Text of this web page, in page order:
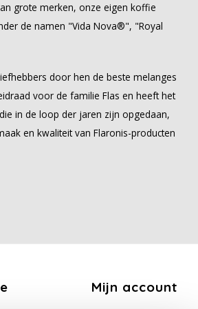
grote merken, onze eigen koffie
de namen "Vida Nova®", "Royal
door hen de beste melanges
voor de familie Flas en heeft het
in de loop der jaren zijn opgedaan,
en kwaliteit van Flaronis-producten
Mijn account